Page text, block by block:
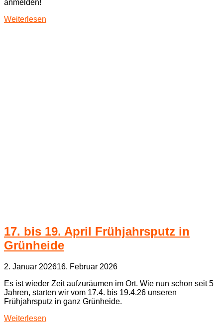
anmelden!
Weiterlesen
17. bis 19. April Frühjahrsputz in
Grünheide
2. Januar 202616. Februar 2026
Es ist wieder Zeit aufzuräumen im Ort. Wie nun schon seit 5
Jahren, starten wir vom 17.4. bis 19.4.26 unseren
Frühjahrsputz in ganz Grünheide.
Weiterlesen